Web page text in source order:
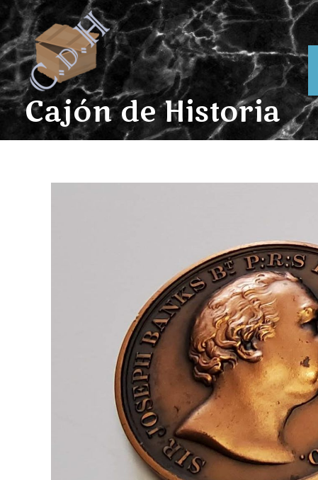
Ir
al
contenido
Cajón de Historia